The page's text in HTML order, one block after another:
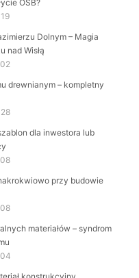
OSB?
Dolnym – Magia
nad Wisłą
drewnianym – kompletny
dla inwestora lub
przy budowie
materiałów – syndrom